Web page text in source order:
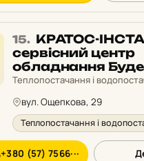
15. Місце
15
у
рейтингу:
КРАТОС-
сервісний центр
обладнання
Теплопостачання і
вул. Ощепкова, 29
Теплопостачання і
+380 (57) 7566···